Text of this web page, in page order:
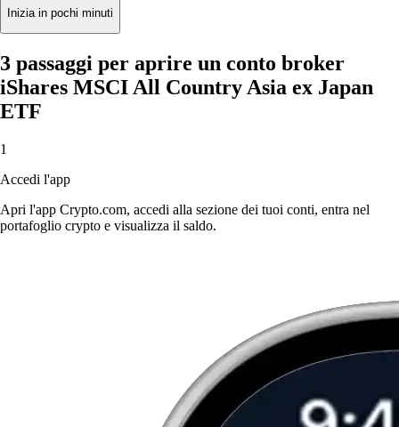
Inizia in pochi minuti
3 passaggi per aprire un conto broker
iShares MSCI All Country Asia ex Japan
ETF
1
Accedi l'app
Apri l'app Crypto.com, accedi alla sezione dei tuoi conti, entra nel
portafoglio crypto e visualizza il saldo.